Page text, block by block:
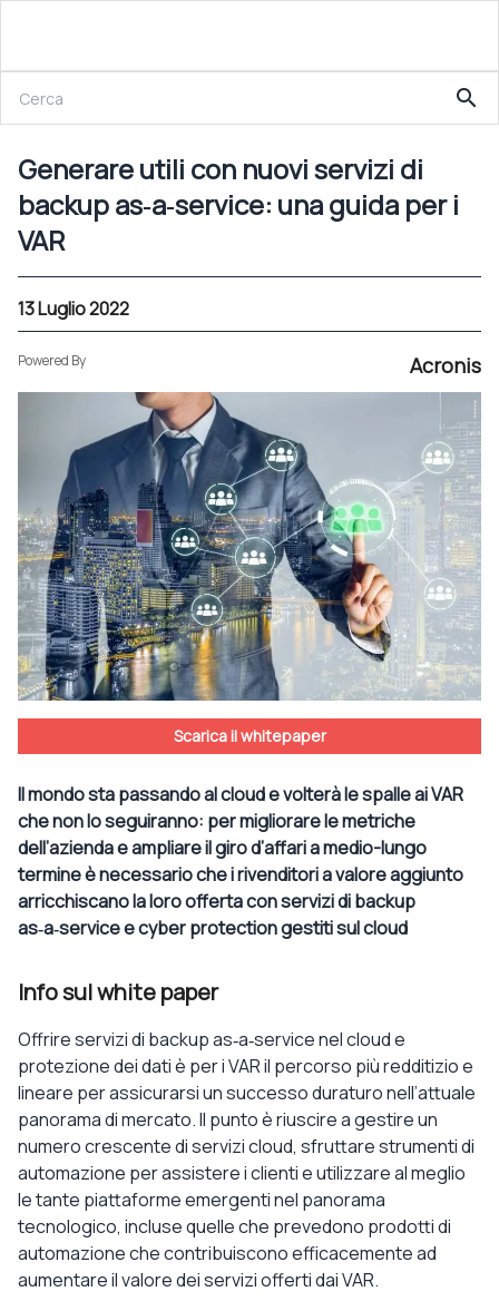
Generare utili con nuovi servizi di backup as‑a‑service: una guida per i VAR
search
Generare utili con nuovi servizi di
backup as‑a‑service: una guida per i
VAR
13 Luglio 2022
Powered By Acronis
Scarica il whitepaper
Il mondo sta passando al cloud e volterà le spalle ai VAR
che non lo seguiranno: per migliorare le metriche
dell’azienda e ampliare il giro d’affari a medio-lungo
termine è necessario che i rivenditori a valore aggiunto
arricchiscano la loro offerta con servizi di backup
as‑a‑service e cyber protection gestiti sul cloud
Info sul white paper
Offrire servizi di backup as‑a‑service nel cloud e
protezione dei dati è per i VAR il percorso più redditizio e
lineare per assicurarsi un successo duraturo nell’attuale
panorama di mercato. Il punto è riuscire a gestire un
numero crescente di servizi cloud, sfruttare strumenti di
automazione per assistere i clienti e utilizzare al meglio
le tante piattaforme emergenti nel panorama
tecnologico, incluse quelle che prevedono prodotti di
automazione che contribuiscono efficacemente ad
aumentare il valore dei servizi offerti dai VAR.